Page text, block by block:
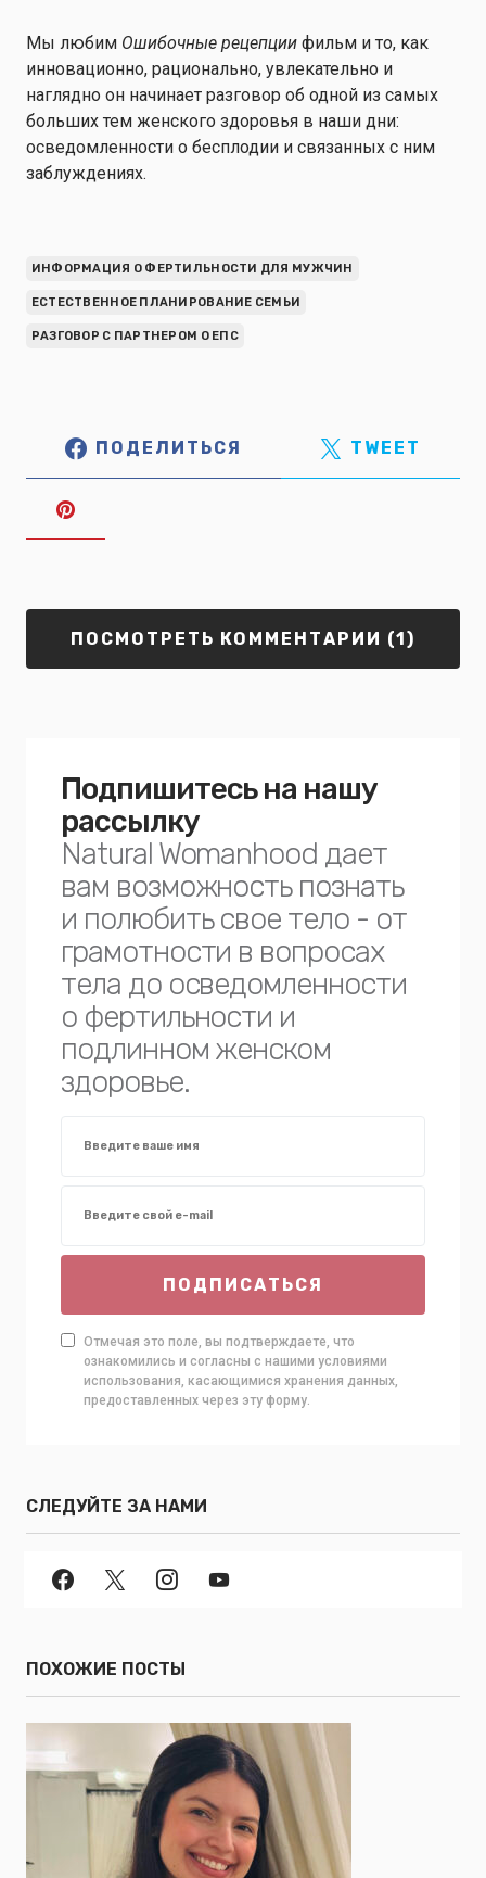
Мы любим Ошибочные рецепции фильм и то, как
инновационно, рационально, увлекательно и
наглядно он начинает разговор об одной из самых
больших тем женского здоровья в наши дни:
осведомленности о бесплодии и связанных с ним
заблуждениях.
ИНФОРМАЦИЯ О ФЕРТИЛЬНОСТИ ДЛЯ МУЖЧИН
ЕСТЕСТВЕННОЕ ПЛАНИРОВАНИЕ СЕМЬИ
РАЗГОВОР С ПАРТНЕРОМ О ЕПС
ПОДЕЛИТЬСЯ TWEET
ПОСМОТРЕТЬ КОММЕНТАРИИ (1)
Подпишитесь на нашу
рассылку
Natural Womanhood дает
вам возможность познать
и полюбить свое тело - от
грамотности в вопросах
тела до осведомленности
о фертильности и
подлинном женском
здоровье.
ПОДПИСАТЬСЯ
Отмечая это поле, вы подтверждаете, что
ознакомились и согласны с нашими условиями
использования, касающимися хранения данных,
предоставленных через эту форму.
СЛЕДУЙТЕ ЗА НАМИ
ПОХОЖИЕ ПОСТЫ